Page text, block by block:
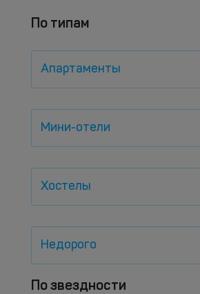
По типам
Апартаменты
Мини-отели
Хостелы
Недорого
По звездности